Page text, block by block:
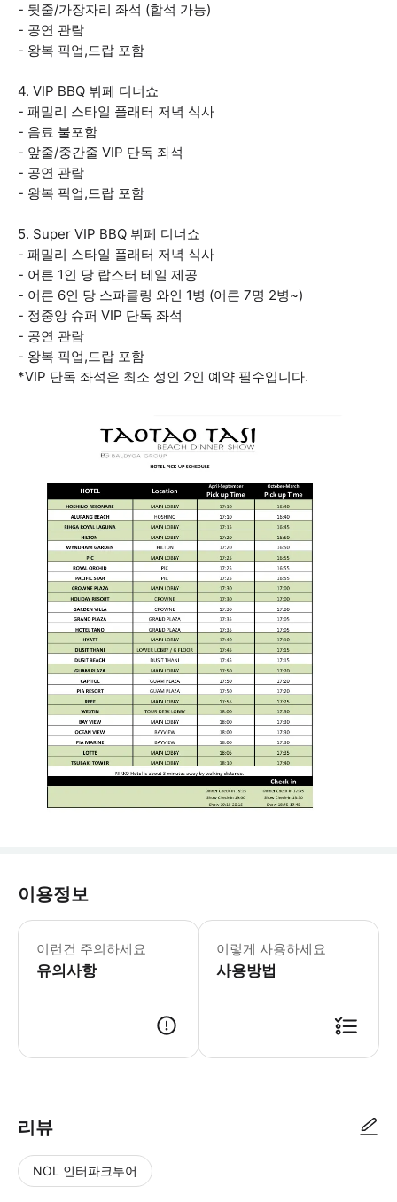
- 뒷줄/가장자리 좌석 (합석 가능)
- 공연 관람
- 왕복 픽업,드랍 포함
4. VIP BBQ 뷔페 디너쇼
- 패밀리 스타일 플래터 저녁 식사
- 음료 불포함
- 앞줄/중간줄 VIP 단독 좌석
- 공연 관람
- 왕복 픽업,드랍 포함
5. Super VIP BBQ 뷔페 디너쇼
- 패밀리 스타일 플래터 저녁 식사
- 어른 1인 당 랍스터 테일 제공
- 어른 6인 당 스파클링 와인 1병 (어른 7명 2병~)
- 정중앙 슈퍼 VIP 단독 좌석
- 공연 관람
- 왕복 픽업,드랍 포함
*VIP 단독 좌석은 최소 성인 2인 예약 필수입니다.
이용정보
이런건 주의하세요
유의사항
- 자리는 현장에서 배정되며 지정석
이렇게 사용하세요
사용방법
리뷰
NOL 인터파크투어